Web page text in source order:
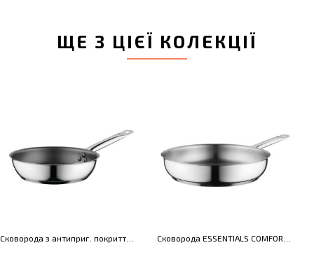
ЩЕ З ЦІЄЇ КОЛЕКЦІЇ